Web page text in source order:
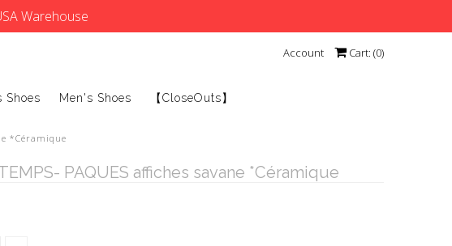
Warehouse
Account Cart: (0)
Shoes Men's Shoes 【CloseOuts】
*Céramique
PAQUES affiches savane *Céramique